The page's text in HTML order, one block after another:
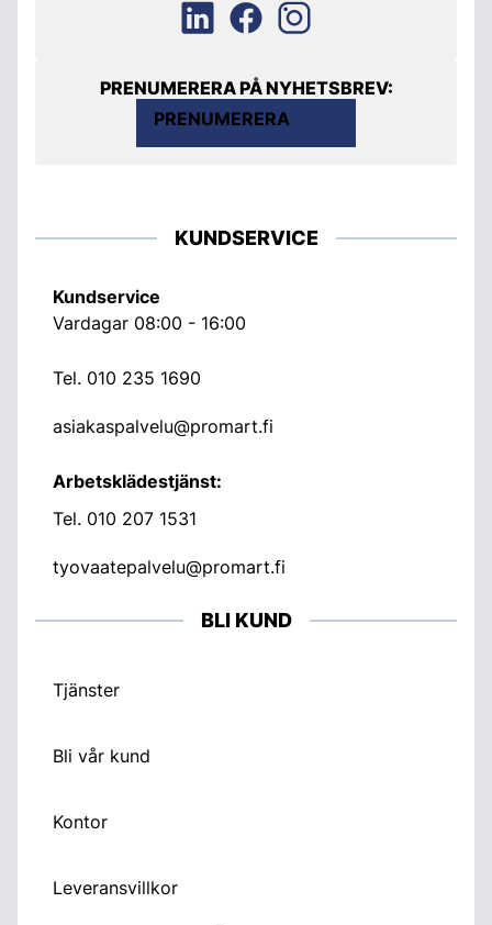
PRENUMERERA PÅ NYHETSBREV:
PRENUMERERA
KUNDSERVICE
Kundservice
Vardagar 08:00 - 16:00
Tel. 010 235 1690
asiakaspalvelu@promart.fi
Arbetsklädestjänst:
Tel. 010 207 1531
tyovaatepalvelu@promart.fi
BLI KUND
Tjänster
Bli vår kund
Kontor
Leveransvillkor